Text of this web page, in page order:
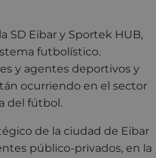
SD Eibar y Sportek HUB,
futbolístico.
y agentes deportivos y
ocurriendo en el sector
del fútbol.
de la ciudad de Eibar
público-privados, en la